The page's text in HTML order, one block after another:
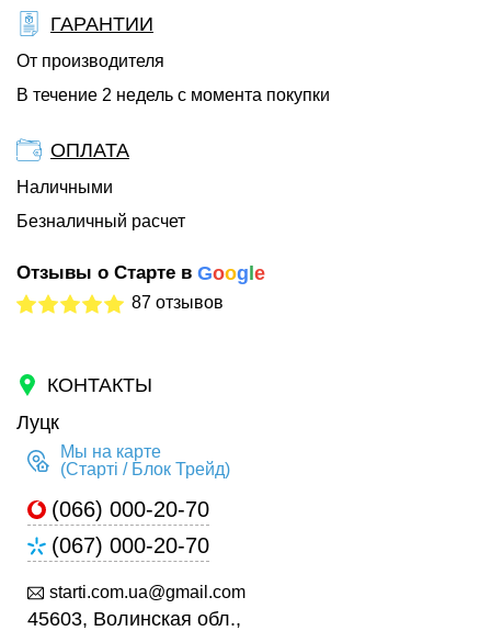
ГАРАНТИИ
От производителя
В течение 2 недель с момента покупки
ОПЛАТА
Наличными
Безналичный расчет
Отзывы о Старте в Goog e
87 отзывов
КОНТАКТЫ
Луцк
Мы на карте
(Старті / Блок Трейд)
(066) 000-20-70
(067) 000-20-70
starti.com.ua@gmail.com
45603, Волинская обл.,